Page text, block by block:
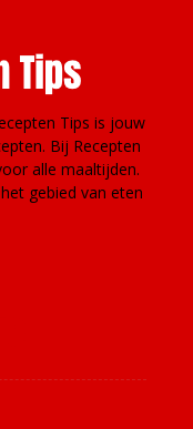
Tips is jouw
Bij Recepten
alle maaltijden.
gebied van eten